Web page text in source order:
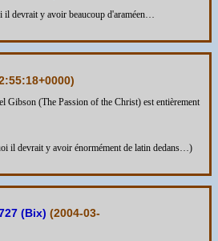
il devrait y avoir beaucoup d'araméen…
)
Gibson (The Passion of the Christ) est entièrement
il devrait y avoir énormément de latin dedans…)
(Bix) (2004-03-